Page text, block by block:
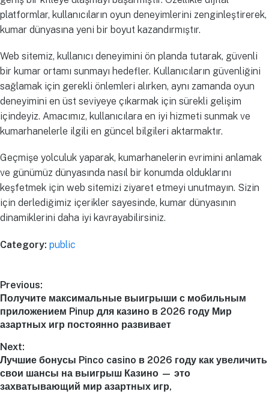
platformlar, kullanıcıların oyun deneyimlerini zenginleştirerek,
kumar dünyasına yeni bir boyut kazandırmıştır.
Web sitemiz, kullanıcı deneyimini ön planda tutarak, güvenli
bir kumar ortamı sunmayı hedefler. Kullanıcıların güvenliğini
sağlamak için gerekli önlemleri alırken, aynı zamanda oyun
deneyimini en üst seviyeye çıkarmak için sürekli gelişim
içindeyiz. Amacımız, kullanıcılara en iyi hizmeti sunmak ve
kumarhanelerle ilgili en güncel bilgileri aktarmaktır.
Geçmişe yolculuk yaparak, kumarhanelerin evrimini anlamak
ve günümüz dünyasında nasıl bir konumda olduklarını
keşfetmek için web sitemizi ziyaret etmeyi unutmayın. Sizin
için derlediğimiz içerikler sayesinde, kumar dünyasının
dinamiklerini daha iyi kavrayabilirsiniz.
Category: public
Previous:
Получите максимальные выигрыши с мобильным
приложением Pinup для казино в 2026 году Мир
азартных игр постоянно развивает
Next:
Лучшие бонусы Pinco casino в 2026 году как увеличить
свои шансы на выигрыш Казино — это
захватывающий мир азартных игр,